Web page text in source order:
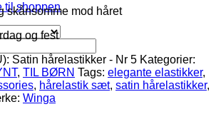
til shoppen
skånsomme mod håret
og fest
Satin hårelastikker - Nr 5 Kategorier:
, TIL BØRN Tags: elegante elastikker,
, hårelastik sæt, satin hårelastikker,
Winga